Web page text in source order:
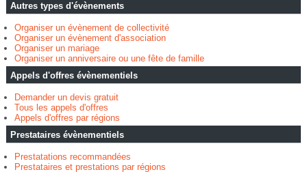
Autres types d'évènements
Organiser un évènement de collectivité
Organiser un évènement d'association
Organiser un mariage
Organiser un anniversaire ou une fête de famille
Appels d'offres évènementiels
Demander un devis gratuit
Tous les appels d'offres
Appels d'offres par régions
Prestataires évènementiels
Prestatations recommandées
Prestataires et prestations par régions